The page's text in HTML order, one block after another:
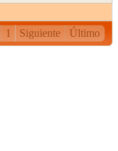
1 Siguiente Último